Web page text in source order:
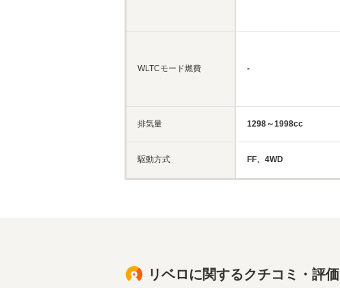
WLTCモード燃費
排気量
駆動方式
-
1298～1998cc
FF、4WD
リベロに関するクチコミ・評価